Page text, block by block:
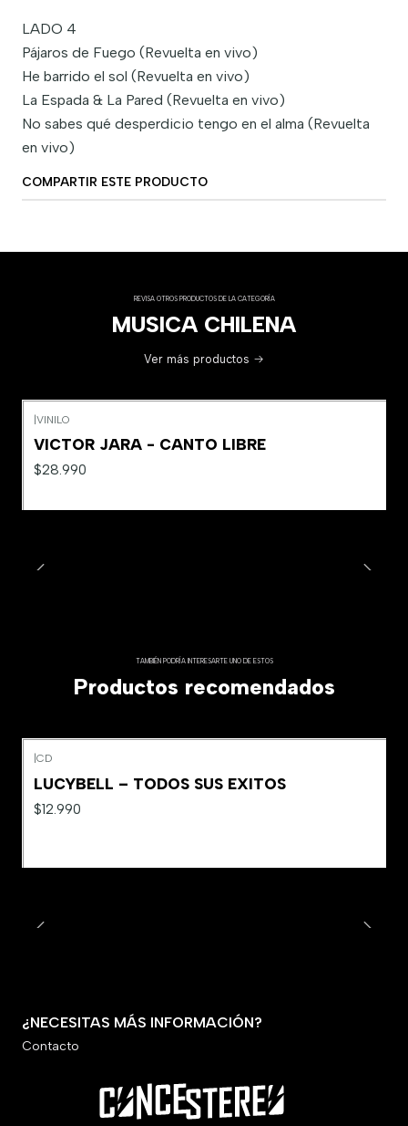
LADO 4
Pájaros de Fuego (Revuelta en vivo)
He barrido el sol (Revuelta en vivo)
La Espada & La Pared (Revuelta en vivo)
No sabes qué desperdicio tengo en el alma (Revuelta
en vivo)
COMPARTIR ESTE PRODUCTO
REVISA OTROS PRODUCTOS DE LA CATEGORÍA
MUSICA CHILENA
Ver más productos
VINILO
VICTOR JARA - CANTO LIBRE
$28.990
TAMBIÉN PODRÍA INTERESARTE UNO DE ESTOS
Productos recomendados
CD
LUCYBELL – TODOS SUS EXITOS
$12.990
¿NECESITAS MÁS INFORMACIÓN?
Contacto